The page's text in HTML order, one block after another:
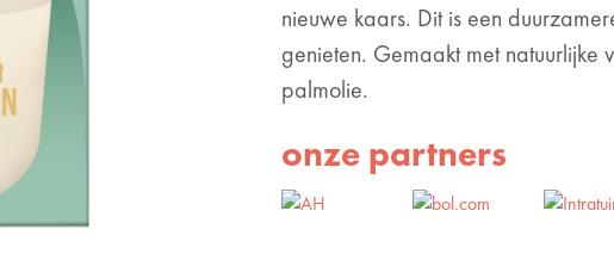
nieuwe kaars. Dit is een
genieten. Gemaakt met natuurlijke
palmolie.
onze partners